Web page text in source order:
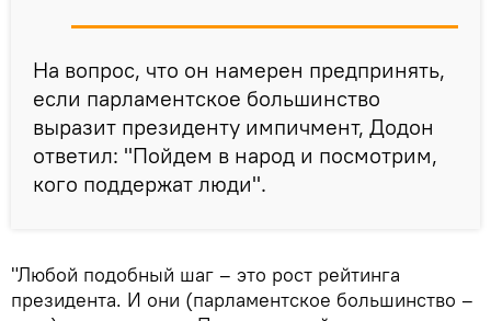
На вопрос, что он намерен предпринять,
если парламентское большинство
выразит президенту импичмент, Додон
ответил: "Пойдем в народ и посмотрим,
кого поддержат люди".
"Любой подобный шаг – это рост рейтинга
президента. И они (парламентское большинство –